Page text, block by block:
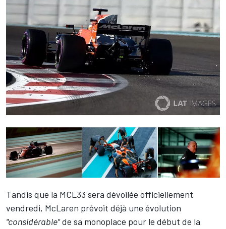
Tandis que la MCL33 sera dévoilée officiellement
vendredi, McLaren prévoit déjà une évolution
"considérable"de sa monoplace pour le début de la